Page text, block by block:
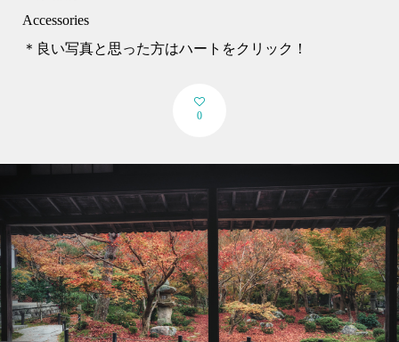
Accessories
＊良い写真と思った方はハートをクリック！
0